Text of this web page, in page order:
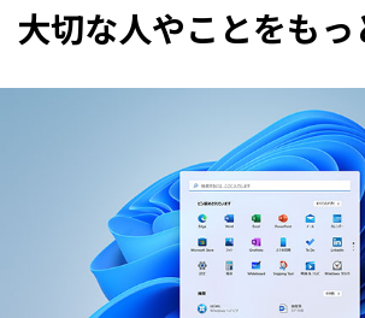
大切な人やことをもっ